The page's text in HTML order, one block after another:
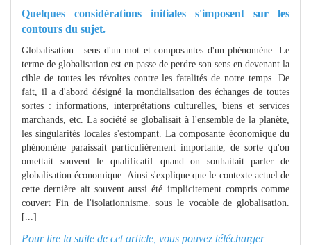
Quelques considérations initiales s'imposent sur les
contours du sujet.
Globalisation : sens d'un mot et composantes d'un phénomène. Le
terme de globalisation est en passe de perdre son sens en devenant la
cible de toutes les révoltes contre les fatalités de notre temps. De
fait, il a d'abord désigné la mondialisation des échanges de toutes
sortes : informations, interprétations culturelles, biens et services
marchands, etc. La société se globalisait à l'ensemble de la planète,
les singularités locales s'estompant. La composante économique du
phénomène paraissait particulièrement importante, de sorte qu'on
omettait souvent le qualificatif quand on souhaitait parler de
globalisation économique. Ainsi s'explique que le contexte actuel de
cette dernière ait souvent aussi été implicitement compris comme
couvert Fin de l'isolationnisme. sous le vocable de globalisation.
[...]
Pour lire la suite de cet article, vous pouvez télécharger